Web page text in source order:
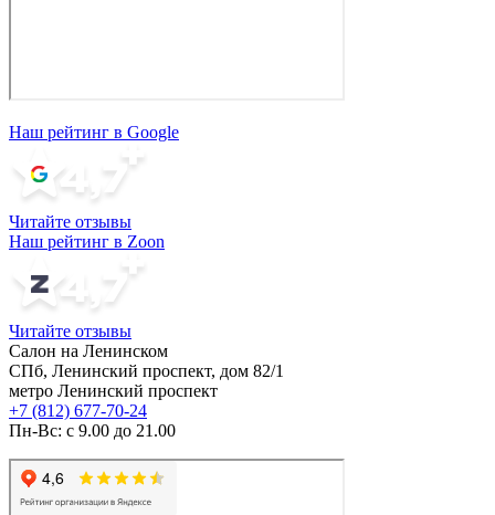
Наш рейтинг в Google
Читайте отзывы
Наш рейтинг в Zoon
Читайте отзывы
Салон на Ленинском
СПб, Ленинский проспект, дом 82/1
метро Ленинский проспект
+7 (812) 677-70-24
Пн-Вс: с 9.00 до 21.00